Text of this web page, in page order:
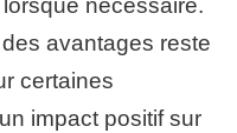
nécessaire.
avantages reste
certaines
impact positif sur